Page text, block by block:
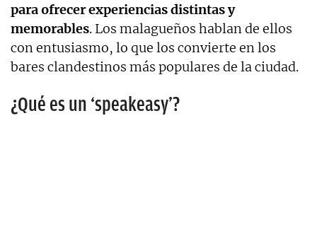
para ofrecer experiencias distintas y
memorables. Los malagueños hablan de ellos
con entusiasmo, lo que los convierte en los
bares clandestinos más populares de la ciudad.
¿Qué es un ‘speakeasy’?